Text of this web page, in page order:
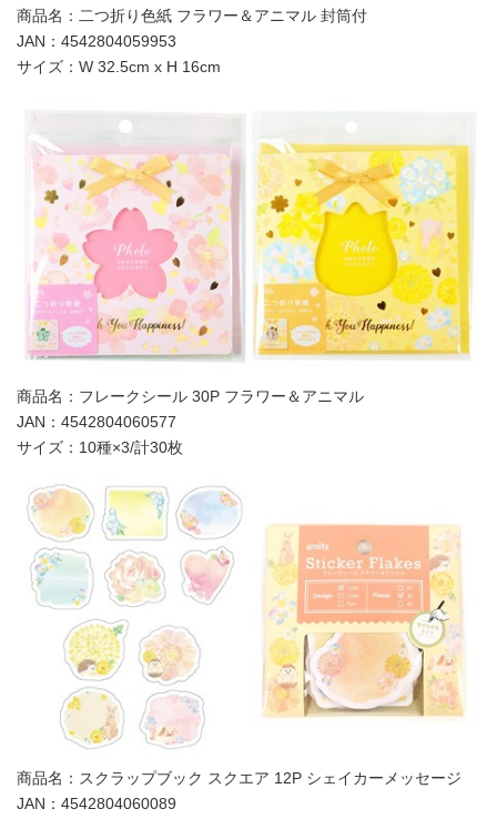
商品名：二つ折り色紙 フラワー＆アニマル 封筒付‬‬‬
JAN：4542804059953
サイズ：W 32.5cm x H 16cm
商品名：フレークシール 30P フラワー＆アニマル‬‬‬
JAN：4542804060577
サイズ：10種×3/計30枚
商品名：スクラップブック スクエア 12P シェイカーメッセージ‬‬‬
JAN：4542804060089